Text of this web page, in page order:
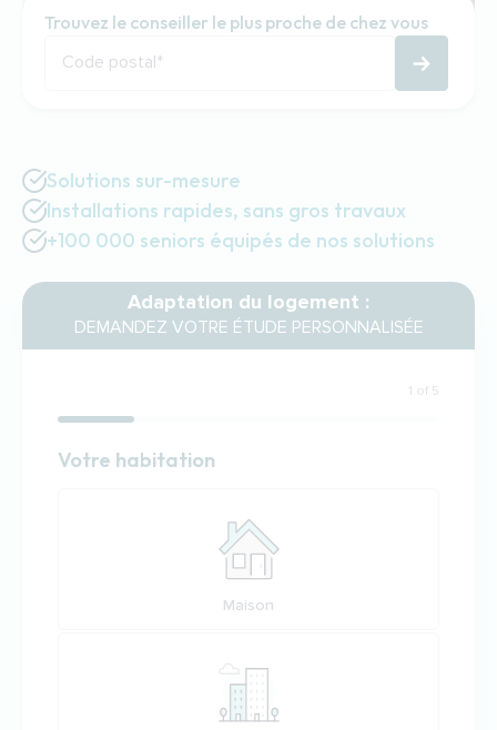
Trouvez le conseiller le plus proche de chez vous
Code postal*
Solutions sur-mesure
Installations rapides, sans gros travaux
+100 000 seniors équipés de nos solutions
Adaptation du logement :
DEMANDEZ VOTRE ÉTUDE PERSONNALISÉE
1 of 5
Habitation
Votre habitation
Maison